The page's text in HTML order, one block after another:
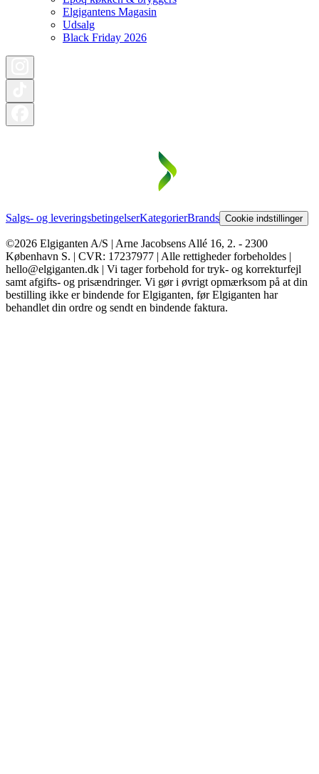
Elgigantens Magasin
Udsalg
Black Friday 2026
Salgs- og leveringsbetingelserKategorierBrands Cookie indstillinger
©2026 Elgiganten A/S | Arne Jacobsens Allé 16, 2. - 2300
København S. | CVR: 17237977 | Alle rettigheder forbeholdes |
hello@elgiganten.dk | Vi tager forbehold for tryk- og korrekturfejl
samt afgifts- og prisændringer. Vi gør i øvrigt opmærksom på at din
bestilling ikke er bindende for Elgiganten, før Elgiganten har
behandlet din ordre og sendt en bindende faktura.